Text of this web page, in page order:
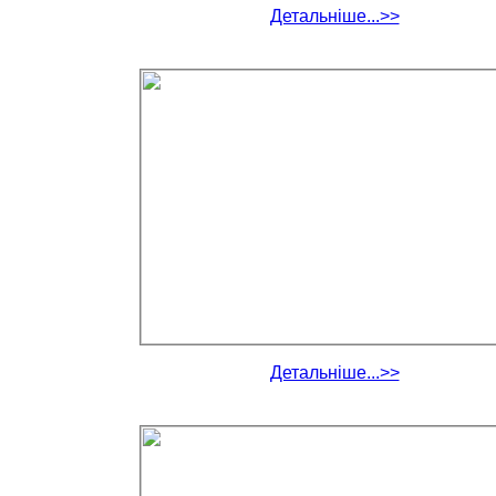
Детальніше...>>
Детальніше...>>